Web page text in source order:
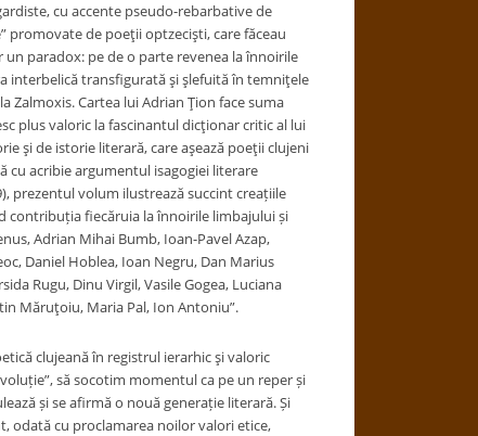
cu accente pseudo-rebarbative de
promovate de poeţii optzecişti, care făceau
paradox: pe de o parte revenea la înnoirile
interbelică transfigurată şi şlefuită în temniţele
Cartea lui Adrian Ţion face suma
plus valoric la fascinantul dicţionar critic al lui
şi de istorie literară, care aşează poeţii clujeni
cu acribie argumentul isagogiei literare
prezentul volum ilustrează succint creațiile
contribuția fiecăruia la înnoirile limbajului și
Adrian Mihai Bumb, Ioan-Pavel Azap,
Daniel Hoblea, Ioan Negru, Dan Marius
Rugu, Dinu Virgil, Vasile Gogea, Luciana
Măruţoiu, Maria Pal, Ion Antoniu”.
clujeană în registrul ierarhic şi valoric
să socotim momentul ca pe un reper și
și se afirmă o nouă generație literară. Și
odată cu proclamarea noilor valori etice,